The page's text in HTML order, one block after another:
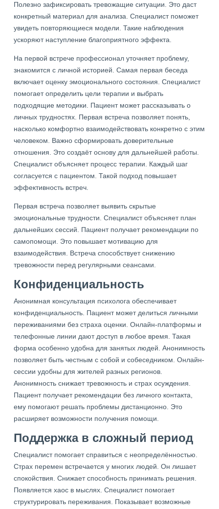
Полезно зафиксировать тревожащие ситуации. Это даст
конкретный материал для анализа. Специалист поможет
увидеть повторяющиеся модели. Такие наблюдения
ускоряют наступление благоприятного эффекта.
На первой встрече профессионал уточняет проблему,
знакомится с личной историей. Самая первая беседа
включает оценку эмоционального состояния. Специалист
помогает определить цели терапии и выбрать
подходящие методики. Пациент может рассказывать о
личных трудностях. Первая встреча позволяет понять,
насколько комфортно взаимодействовать конкретно с этим
человеком. Важно сформировать доверительные
отношения. Это создаёт основу для дальнейшей работы.
Специалист объясняет процесс терапии. Каждый шаг
согласуется с пациентом. Такой подход повышает
эффективность встреч.
Первая встреча позволяет выявить скрытые
эмоциональные трудности. Специалист объясняет план
дальнейших сессий. Пациент получает рекомендации по
самопомощи. Это повышает мотивацию для
взаимодействия. Встреча способствует снижению
тревожности перед регулярными сеансами.
Конфиденциальность
Анонимная консультация психолога обеспечивает
конфиденциальность. Пациент может делиться личными
переживаниями без страха оценки. Онлайн-платформы и
телефонные линии дают доступ в любое время. Такая
форма особенно удобна для занятых людей. Анонимность
позволяет быть честным с собой и собеседником. Онлайн-
сессии удобны для жителей разных регионов.
Анонимность снижает тревожность и страх осуждения.
Пациент получает рекомендации без личного контакта,
ему помогают решать проблемы дистанционно. Это
расширяет возможности получения помощи.
Поддержка в сложный период
Специалист помогает справиться с неопределённостью.
Страх перемен встречается у многих людей. Он лишает
спокойствия. Снижает способность принимать решения.
Появляется хаос в мыслях. Специалист помогает
структурировать переживания. Показывает возможные